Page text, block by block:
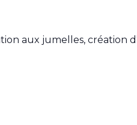
aux jumelles,